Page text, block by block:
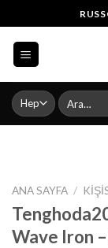
to
content
Ara:
ANA SAYFA /
Wave Iron